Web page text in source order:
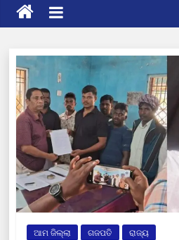
ଆମ ଜିଲ୍ଲା ଗଜପତି ରାଜ୍ୟ